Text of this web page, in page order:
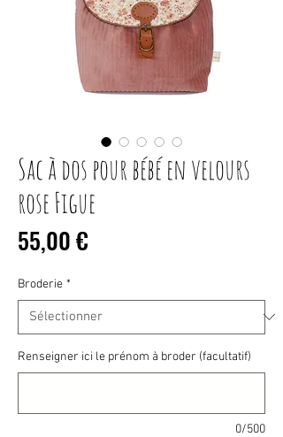
Sac à dos pour bébé en velours
rose Figue
55,00 €
Broderie *
Renseigner ici le prénom à broder (facultatif)
0/500